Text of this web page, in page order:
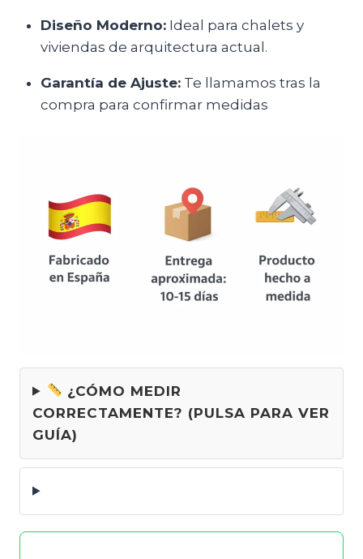
Diseño Moderno:Ideal para chalets y
viviendas de arquitectura actual.
Garantía de Ajuste:Te llamamos tras la
compra para confirmar medidas
¿CÓMO MEDIR
CORRECTAMENTE? (PULSA PARA VER
GUÍA)